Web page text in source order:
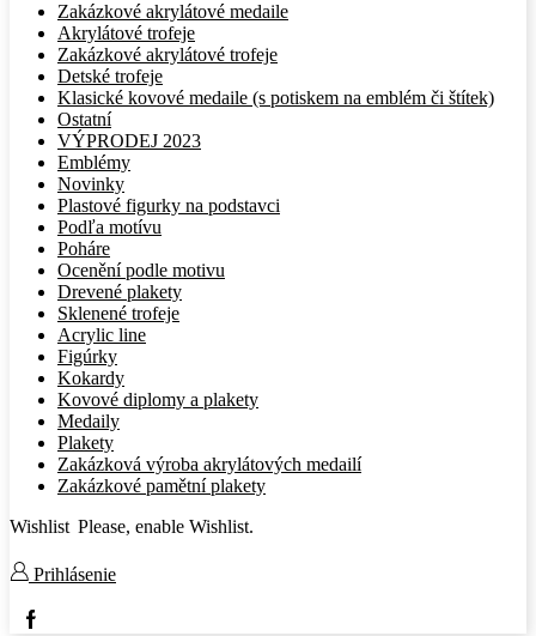
Zakázkové akrylátové medaile
Akrylátové trofeje
Zakázkové akrylátové trofeje
Detské trofeje
Klasické kovové medaile (s potiskem na emblém či štítek)
Ostatní
VÝPRODEJ 2023
Emblémy
Novinky
Plastové figurky na podstavci
Podľa motívu
Poháre
Ocenění podle motivu
Drevené plakety
Sklenené trofeje
Acrylic line
Figúrky
Kokardy
Kovové diplomy a plakety
Medaily
Plakety
Zakázková výroba akrylátových medailí
Zakázkové pamětní plakety
Wishlist Please, enable Wishlist.
Prihlásenie
Facebook